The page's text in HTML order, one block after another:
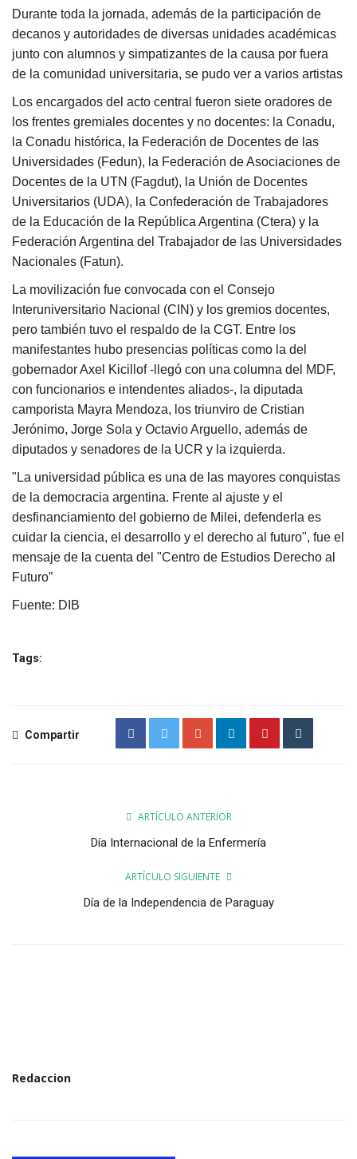
Durante toda la jornada, además de la participación de
decanos y autoridades de diversas unidades académicas
junto con alumnos y simpatizantes de la causa por fuera
de la comunidad universitaria, se pudo ver a varios artistas
Los encargados del acto central fueron siete oradores de
los frentes gremiales docentes y no docentes: la Conadu,
la Conadu histórica, la Federación de Docentes de las
Universidades (Fedun), la Federación de Asociaciones de
Docentes de la UTN (Fagdut), la Unión de Docentes
Universitarios (UDA), la Confederación de Trabajadores
de la Educación de la República Argentina (Ctera) y la
Federación Argentina del Trabajador de las Universidades
Nacionales (Fatun).
La movilización fue convocada con el Consejo
Interuniversitario Nacional (CIN) y los gremios docentes,
pero también tuvo el respaldo de la CGT. Entre los
manifestantes hubo presencias políticas como la del
gobernador Axel Kicillof -llegó con una columna del MDF,
con funcionarios e intendentes aliados-, la diputada
camporista Mayra Mendoza, los triunviro de Cristian
Jerónimo, Jorge Sola y Octavio Arguello, además de
diputados y senadores de la UCR y la izquierda.
"La universidad pública es una de las mayores conquistas
de la democracia argentina. Frente al ajuste y el
desfinanciamiento del gobierno de Milei, defenderla es
cuidar la ciencia, el desarrollo y el derecho al futuro", fue el
mensaje de la cuenta del "Centro de Estudios Derecho al
Futuro”
Fuente: DIB
Tags:
Compartir
ARTÍCULO ANTERIOR
Día Internacional de la Enfermería
ARTÍCULO SIGUIENTE
Día de la Independencia de Paraguay
Redaccion